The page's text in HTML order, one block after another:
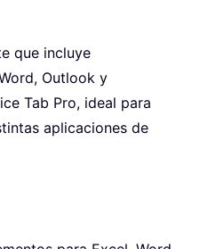
que incluye
Outlook y
Tab Pro, ideal para
aplicaciones de